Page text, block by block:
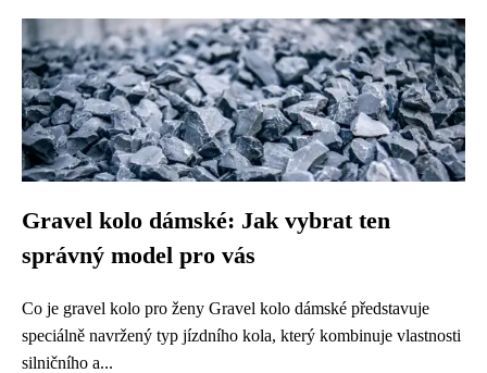
Gravel kolo dámské: Jak vybrat ten
správný model pro vás
Co je gravel kolo pro ženy Gravel kolo dámské představuje
speciálně navržený typ jízdního kola, který kombinuje vlastnosti
silničního a...